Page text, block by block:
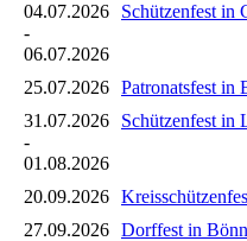
04.07.2026
-
06.07.2026
Schützenfest in
25.07.2026 Patronatsfest in
31.07.2026
-
01.08.2026
Schützenfest in
20.09.2026
27.09.2026 Dorffest in